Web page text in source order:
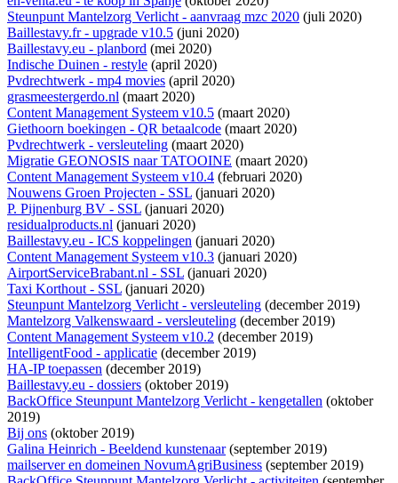
Steunpunt Mantelzorg Verlicht - aanvraag mzc 2020 (juli 2020)
Baillestavy.fr - upgrade v10.5 (juni 2020)
Baillestavy.eu - planbord (mei 2020)
Indische Duinen - restyle (april 2020)
Pvdrechtwerk - mp4 movies (april 2020)
grasmeestergerdo.nl (maart 2020)
Content Management Systeem v10.5 (maart 2020)
Giethoorn boekingen - QR betaalcode (maart 2020)
Pvdrechtwerk - versleuteling (maart 2020)
Migratie GEONOSIS naar TATOOINE (maart 2020)
Content Management Systeem v10.4 (februari 2020)
Nouwens Groen Projecten - SSL (januari 2020)
P. Pijnenburg BV - SSL (januari 2020)
residualproducts.nl (januari 2020)
Baillestavy.eu - ICS koppelingen (januari 2020)
Content Management Systeem v10.3 (januari 2020)
AirportServiceBrabant.nl - SSL (januari 2020)
Taxi Korthout - SSL (januari 2020)
Steunpunt Mantelzorg Verlicht - versleuteling (december 2019)
Mantelzorg Valkenswaard - versleuteling (december 2019)
Content Management Systeem v10.2 (december 2019)
IntelligentFood - applicatie (december 2019)
HA-IP toepassen (december 2019)
Baillestavy.eu - dossiers (oktober 2019)
BackOffice Steunpunt Mantelzorg Verlicht - kengetallen (oktober
2019)
Bij ons (oktober 2019)
Galina Heinrich - Beeldend kunstenaar(september 2019)
mailserver en domeinen NovumAgriBusiness (september 2019)